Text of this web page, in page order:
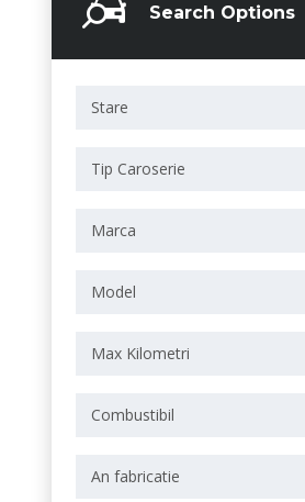
Search Options
Stare
Tip Caroserie
Marca
Model
Max Kilometri
Combustibil
An fabricatie